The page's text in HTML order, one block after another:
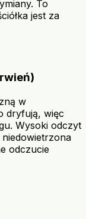
To
jest za
w
dryfują, więc
Wysoki odczyt
niedowietrzona
odczucie